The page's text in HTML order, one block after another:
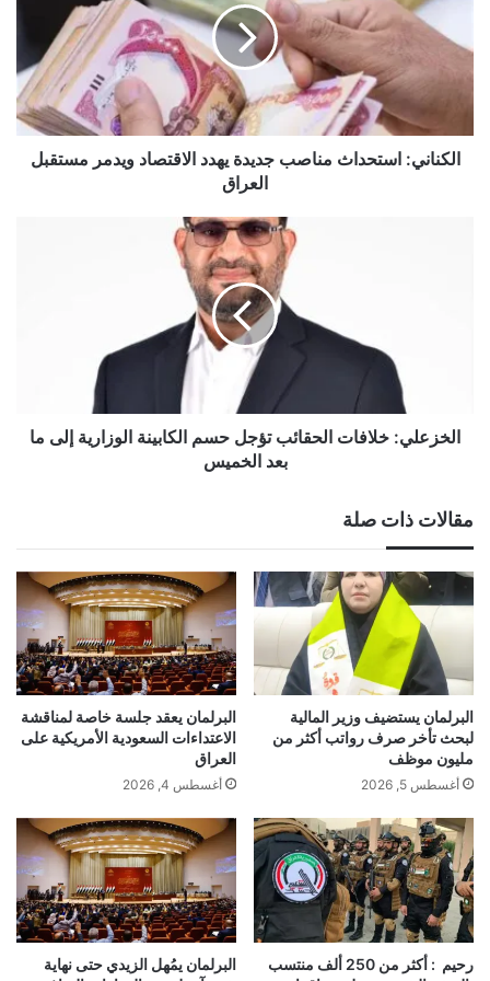
يهدد
مستقبل
العراق
الكناني: استحداث مناصب جديدة يهدد الاقتصاد ويدمر مستقبل
العراق
بعدالخزعلي: خلافات الحقائب تؤجل حسم الكابينة الوزارية إلى ما
بعد الخميس
مقالات ذات صلة
البرلمان يستضيف وزير المالية
لبحث تأخر صرف رواتب أكثر من
مليون موظف
أغسطس 5, 2026
البرلمان يعقد جلسة خاصة لمناقشة
الاعتداءات السعودية الأمريكية على
العراق
أغسطس 4, 2026
رحيم : أكثر من 250 ألف منتسب
البرلمان يمُهل الزيدي حتى نهاية